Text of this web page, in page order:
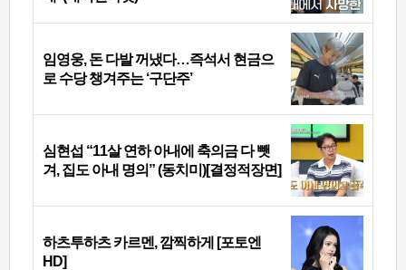
임영웅, 돈 다발 꺼냈다…즉석서 현금으
로 수당 챙겨주는 ‘구단주’
심현섭 “11살 연하 아내에 축의금 다 뺏
겨, 집도 아내 명의” (동치미)[결정적장면]
하츠투하츠 카르멘, 깜찍하게 [포토엔
HD]